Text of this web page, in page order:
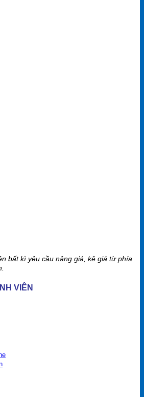
bất kì yêu cầu nâng giá, kê giá từ phía
VIÊN